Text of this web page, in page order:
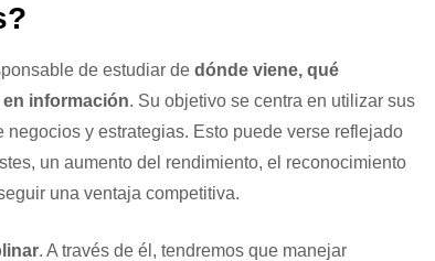
de estudiar de dónde viene, qué
información. Su objetivo se centra en utilizar sus
y estrategias. Esto puede verse reflejado
un aumento del rendimiento, el reconocimiento
una ventaja competitiva.
. A través de él, tendremos que manejar